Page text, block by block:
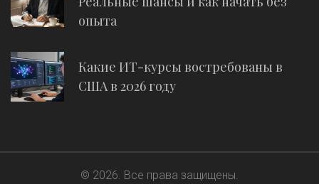
опыта
Какие ИТ-курсы востребованы в
США в 2026 году
© 2026. Все права защищены.